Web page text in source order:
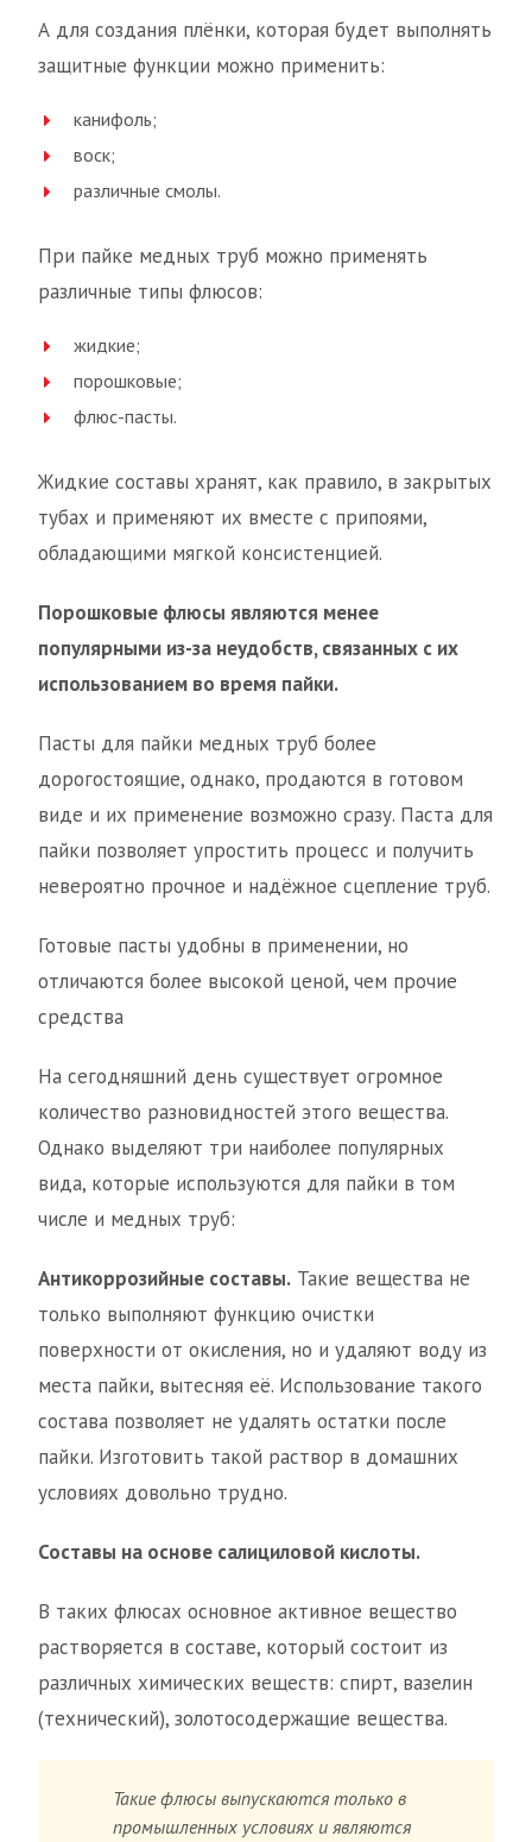
А для создания плёнки, которая будет выполнять
защитные функции можно применить:
канифоль;
воск;
различные смолы.
При пайке медных труб можно применять
различные типы флюсов:
жидкие;
порошковые;
флюс-пасты.
Жидкие составы хранят, как правило, в закрытых
тубах и применяют их вместе с припоями,
обладающими мягкой консистенцией.
Порошковые флюсы являются менее
популярными из-за неудобств, связанных с их
использованием во время пайки.
Пасты для пайки медных труб более
дорогостоящие, однако, продаются в готовом
виде и их применение возможно сразу. Паста для
пайки позволяет упростить процесс и получить
невероятно прочное и надёжное сцепление труб.
Готовые пасты удобны в применении, но
отличаются более высокой ценой, чем прочие
средства
На сегодняшний день существует огромное
количество разновидностей этого вещества.
Однако выделяют три наиболее популярных
вида, которые используются для пайки в том
числе и медных труб:
Антикоррозийные составы. Такие вещества не
только выполняют функцию очистки
поверхности от окисления, но и удаляют воду из
места пайки, вытесняя её. Использование такого
состава позволяет не удалять остатки после
пайки. Изготовить такой раствор в домашних
условиях довольно трудно.
Составы на основе салициловой кислоты.
В таких флюсах основное активное вещество
растворяется в составе, который состоит из
различных химических веществ: спирт, вазелин
(технический), золотосодержащие вещества.
Такие флюсы выпускаются только в
промышленных условиях и являются